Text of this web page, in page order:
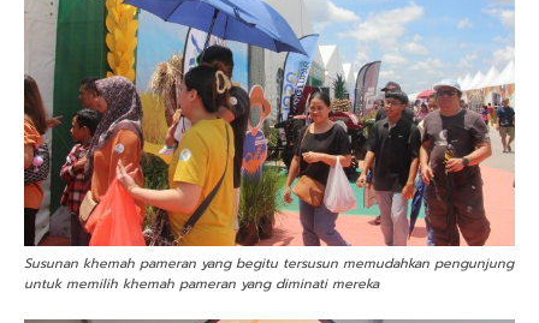
Susunan khemah pameran yang begitu tersusun memudahkan pengunjung
untuk memilih khemah pameran yang diminati mereka